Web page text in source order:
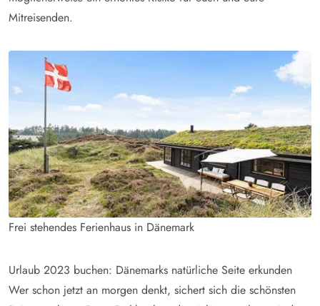
Mitreisenden.
Frei stehendes Ferienhaus in Dänemark
Urlaub 2023 buchen: Dänemarks natürliche Seite erkunden
Wer schon jetzt an morgen denkt, sichert sich die schönsten